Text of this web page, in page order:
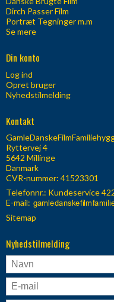
Dirch Passer Film
Portræt Tegninger m.m
Se mere
Din konto
Log ind
Opret bruger
Nyhedstilmelding
Kontakt
Ryttervej 4
5642 Millinge
Danmark
CVR-nummer: 41523301
Telefonnr.: Kundeservice
E-mail:
Sitemap
Nyhedstilmelding